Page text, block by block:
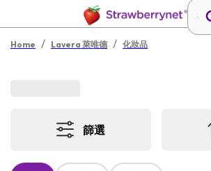
Home / Lavera 萊唯德 / 化妝品
篩選